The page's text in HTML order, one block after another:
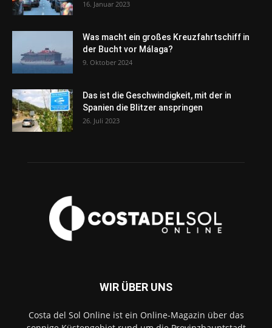
16. Januar 2023
Was macht ein großes Kreuzfahrtschiff in
der Bucht vor Málaga?
9. Oktober 2024
Das ist die Geschwindigkeit, mit der in
Spanien die Blitzer anspringen
26. Juli 2023
WIR ÜBER UNS
Costa del Sol Online ist ein Online-Magazin über das